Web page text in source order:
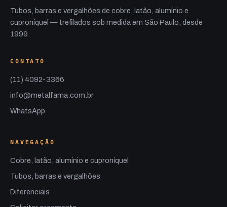
Tubos, barras e vergalhões de cobre, latão, alumínio e
cuproníquel — trefilados sob medida em São Paulo, desde
1999.
CONTATO
(11) 4092-3366
info@metalfama.com.br
WhatsApp
NAVEGAÇÃO
Cobre, latão, alumínio e cuproníquel
Tubos, barras e vergalhões
Diferenciais